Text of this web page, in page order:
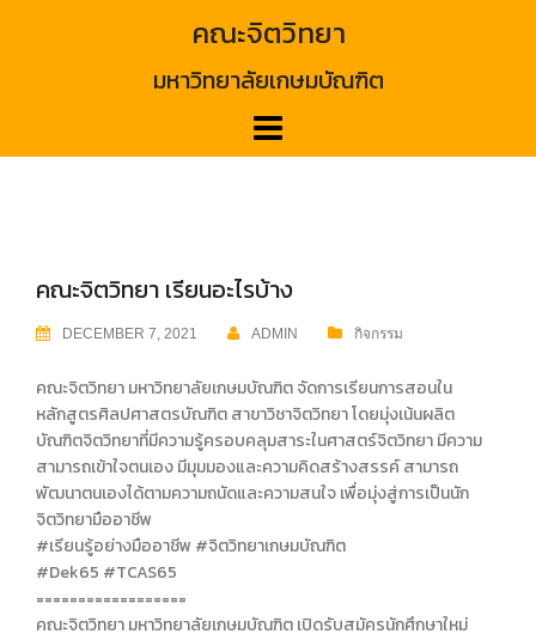
คณะจิตวิทยา
มหาวิทยาลัยเกษมบัณฑิต
คณะจิตวิทยา เรียนอะไรบ้าง
DECEMBER 7, 2021 ADMIN กิจกรรม
คณะจิตวิทยา มหาวิทยาลัยเกษมบัณฑิต จัดการเรียนการสอนใน
หลักสูตรศิลปศาสตรบัณฑิต สาขาวิชาจิตวิทยา โดยมุ่งเน้นผลิต
บัณฑิตจิตวิทยาที่มีความรู้ครอบคลุมสาระในศาสตร์จิตวิทยา มีความ
สามารถเข้าใจตนเอง มีมุมมองและความคิดสร้างสรรค์ สามารถ
พัฒนาตนเองได้ตามความถนัดและความสนใจ เพื่อมุ่งสู่การเป็นนัก
จิตวิทยามืออาชีพ
#เรียนรู้อย่างมืออาชีพ #จิตวิทยาเกษมบัณฑิต
#Dek65 #TCAS65
==================
คณะจิตวิทยา มหาวิทยาลัยเกษมบัณฑิต เปิดรับสมัครนักศึกษาใหม่